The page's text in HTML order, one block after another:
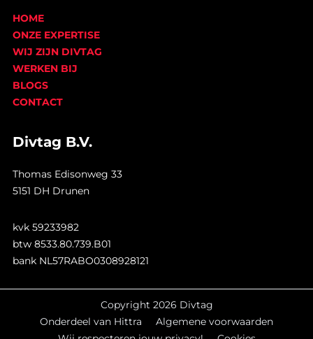
HOME
ONZE EXPERTISE
WIJ ZIJN DIVTAG
WERKEN BIJ
BLOGS
CONTACT
Divtag B.V.
Thomas Edisonweg 33
5151 DH Drunen
kvk 59233982
btw 8533.80.739.B01
bank NL57RABO0308928121
Copyright 2026 Divtag
Onderdeel van Hittra
Algemene voorwaarden